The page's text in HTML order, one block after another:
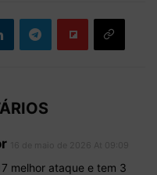
melhor ataque e tem 3